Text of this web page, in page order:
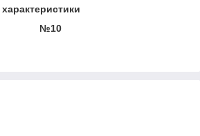
№10